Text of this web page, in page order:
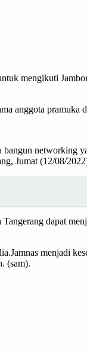
mengikuti
anggota pramuka
networking
Jumat (12/08/
dapat
menjadi
(sam).